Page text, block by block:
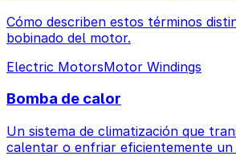
Cómo describen estos términos
bobinado del motor.
Electric MotorsMotor Windings
Bomba de calor
Un sistema de climatización que
calentar o enfriar eficientemente